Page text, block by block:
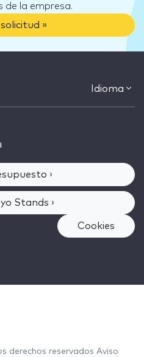
de la empresa.
»
Idioma
›
Stands ›
Cookies
derechos reservados Aviso